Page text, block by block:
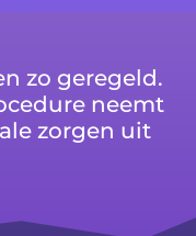
zo geregeld.
neemt
zorgen uit